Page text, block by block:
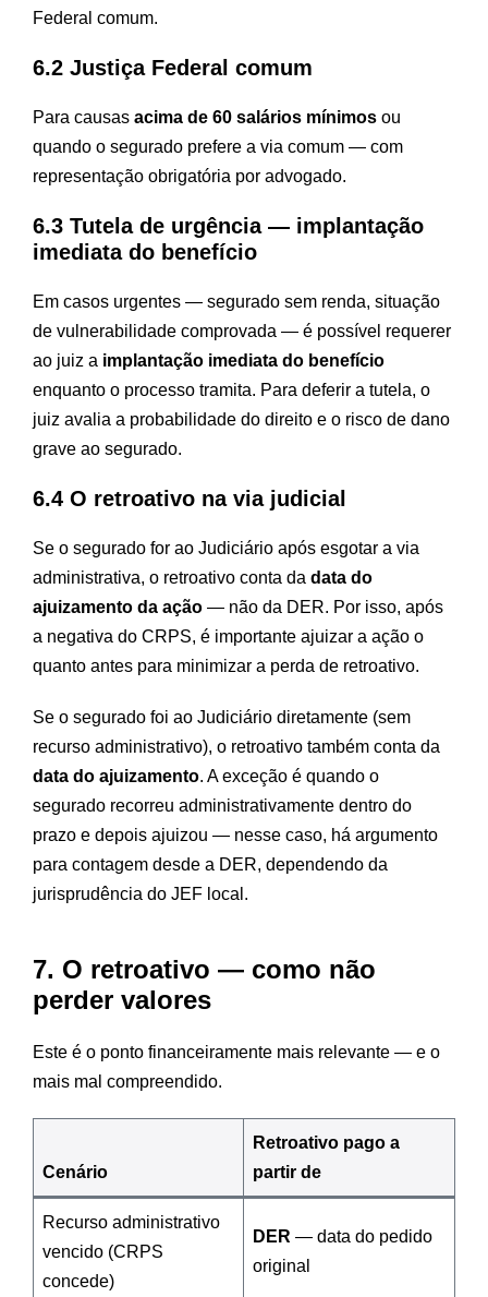
Federal comum.
6.2 Justiça Federal comum
Para causas acima de 60 salários mínimos ou
quando o segurado prefere a via comum — com
representação obrigatória por advogado.
6.3 Tutela de urgência — implantação
imediata do benefício
Em casos urgentes — segurado sem renda, situação
de vulnerabilidade comprovada — é possível requerer
ao juiz a implantação imediata do benefício
enquanto o processo tramita. Para deferir a tutela, o
juiz avalia a probabilidade do direito e o risco de dano
grave ao segurado.
6.4 O retroativo na via judicial
Se o segurado for ao Judiciário após esgotar a via
administrativa, o retroativo conta da data do
ajuizamento da ação — não da DER. Por isso, após
a negativa do CRPS, é importante ajuizar a ação o
quanto antes para minimizar a perda de retroativo.
Se o segurado foi ao Judiciário diretamente (sem
recurso administrativo), o retroativo também conta da
data do ajuizamento. A exceção é quando o
segurado recorreu administrativamente dentro do
prazo e depois ajuizou — nesse caso, há argumento
para contagem desde a DER, dependendo da
jurisprudência do JEF local.
7. O retroativo — como não
perder valores
Este é o ponto financeiramente mais relevante — e o
mais mal compreendido.
Cenário
Retroativo pago a
partir de
Recurso administrativo
vencido (CRPS
concede)
DER — data do pedido
original